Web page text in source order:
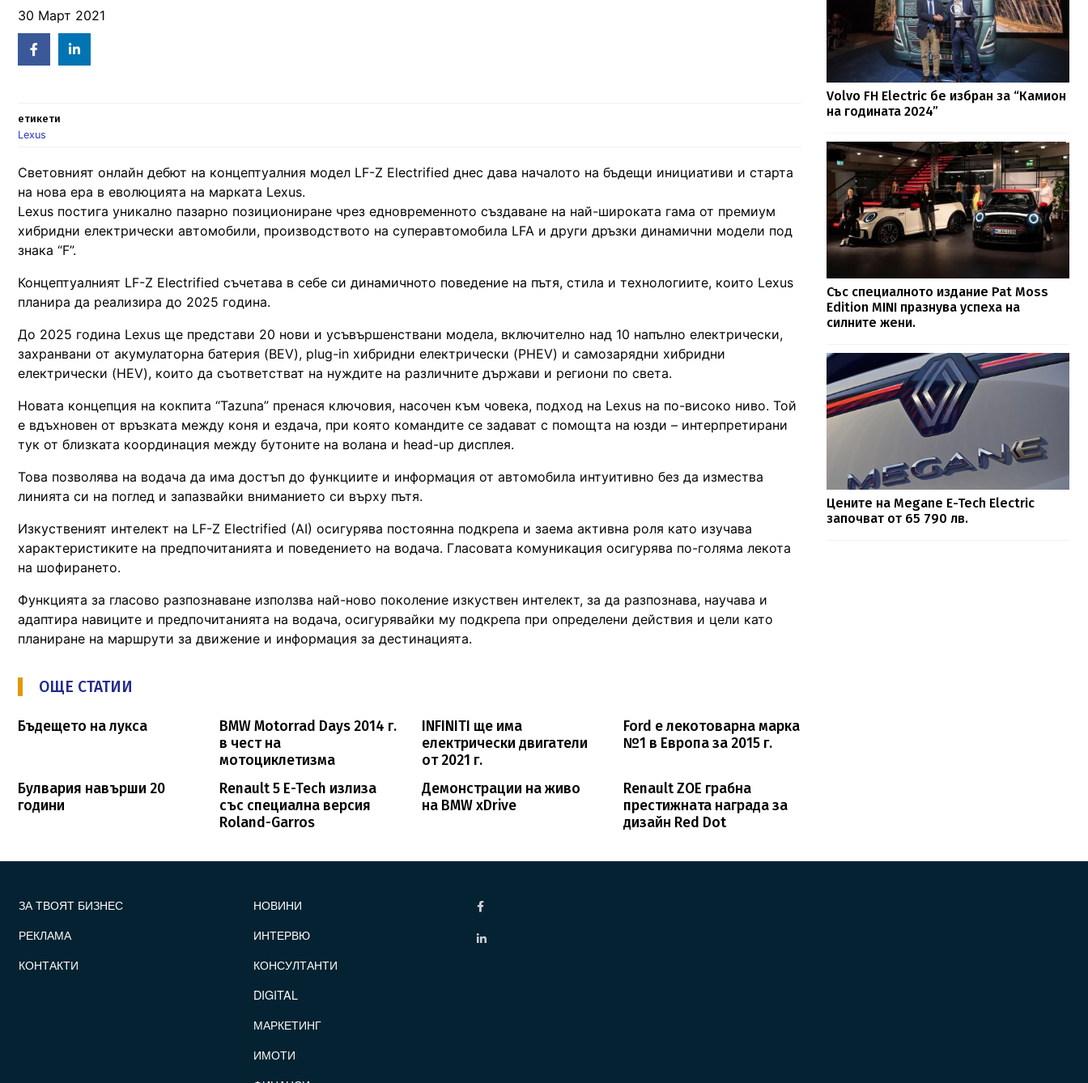
30 Март 2021
Facebook
in
етикети
Lexus
Световният онлайн дебют на концептуалния модел LF-Z Electrified днес дава началото на бъдещи инициативи и старта
на нова ера в еволюцията на марката Lexus.
Lexus постига уникално пазарно позициониране чрез едновременното създаване на най-широката гама от премиум
хибридни електрически автомобили, производството на суперавтомобила LFA и други дръзки динамични модели под
знака “F”.
Концептуалният LF-Z Electrified съчетава в себе си динамичното поведение на пътя, стила и технологиите, които Lexus
планира да реализира до 2025 година.
До 2025 година Lexus ще представи 20 нови и усъвършенствани модела, включително над 10 напълно електрически,
захранвани от акумулаторна батерия (BEV), plug-in хибридни електрически (PHEV) и самозарядни хибридни
електрически (HEV), които да съответстват на нуждите на различните държави и региони по света.
Новата концепция на кокпита “Tazuna” пренася ключовия, насочен към човека, подход на Lexus на по-високо ниво. Той
е вдъхновен от връзката между коня и ездача, при която командите се задават с помощта на юзди – интерпретирани
тук от близката координация между бутоните на волана и head-up дисплея.
Това позволява на водача да има достъп до функциите и информация от автомобила интуитивно без да измества
линията си на поглед и запазвайки вниманието си върху пътя.
Изкуственият интелект на LF-Z Electrified (AI) осигурява постоянна подкрепа и заема активна роля като изучава
характеристиките на предпочитанията и поведението на водача. Гласовата комуникация осигурява по-голяма лекота
на шофирането.
Функцията за гласово разпознаване използва най-ново поколение изкуствен интелект, за да разпознава, научава и
адаптира навиците и предпочитанията на водача, осигурявайки му подкрепа при определени действия и цели като
планиране на маршрути за движение и информация за дестинацията.
ОЩЕ СТАТИИ
Бъдещето на лукса
BMW Motorrad Days 2014 г.
в чест на
мотоциклетизма
INFINITI ще има
електрически двигатели
от 2021 г.
Ford е лекотоварна марка
№1 в Европа за 2015 г.
Булвария навърши 20
години
Renault 5 E-Tech излиза
със специална версия
Roland-Garros
Демонстрации на живо
на BMW xDrive
Renault ZOE грабна
престижната награда за
дизайн Red Dot
Volvo FH Electric бе избран за “Камион
на годината 2024”
Със специалното издание Pat Moss
Edition MINI празнува успеха на
силните жени.
Цените на Megane E-Tech Electric
започват от 65 790 лв.
ЗА ТВОЯТ БИЗНЕС
РЕКЛАМА
КОНТАКТИ
НОВИНИ
ИНТЕРВЮ
КОНСУЛТАНТИ
DIGITAL
МАРКЕТИНГ
ИМОТИ